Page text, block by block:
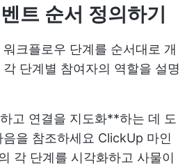
트 순서 정의하기
크플로우 단계를 순서대로 개
단계별 참여자의 역할을 설명
고 연결을 지도화**하는 데 도
을 참조하세요 ClickUp 마인
각 단계를 시각화하고 사물이